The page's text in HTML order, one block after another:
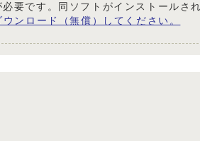
です。同ソフトがインストールされ
ンロード（無償）してください。